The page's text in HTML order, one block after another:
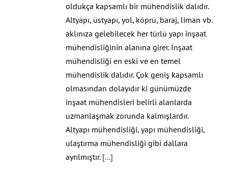
oldukça kapsamlı bir mühendislik dalıdır.
Altyapı, üstyapı, yol, köprü, baraj, liman vb.
aklınıza gelebilecek her türlü yapı inşaat
mühendisliğinin alanına girer. İnşaat
mühendisliği en eski ve en temel
mühendislik dalıdır. Çok geniş kapsamlı
olmasından dolayıdır ki günümüzde
inşaat mühendisleri belirli alanlarda
uzmanlaşmak zorunda kalmışlardır.
Altyapı mühendisliği, yapı mühendisliği,
ulaştırma mühendisliği gibi dallara
ayrılmıştır. [...]